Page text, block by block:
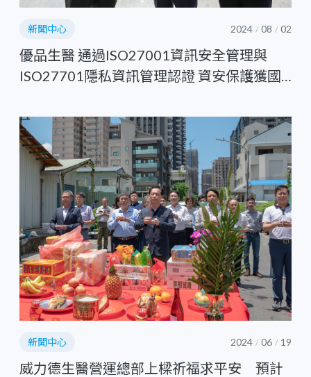
新聞中心 2024 / 08 / 02
優品生醫 通過ISO27001資訊安全管理與
ISO27701隱私資訊管理認證 資安保護獲國
新聞中心 2024 / 06 / 19
威力德生醫營運總部上樑祈福求平安 預計